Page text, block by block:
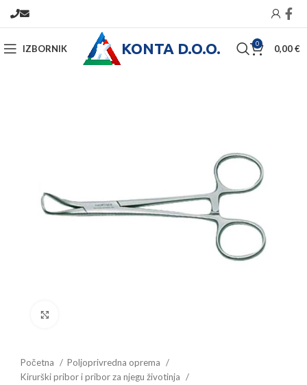
IZBORNIK KONTA D.O.O. 0 0,00€
Početna
Poljoprivredna oprema
Kirurški pribor i pribor za njegu životinja